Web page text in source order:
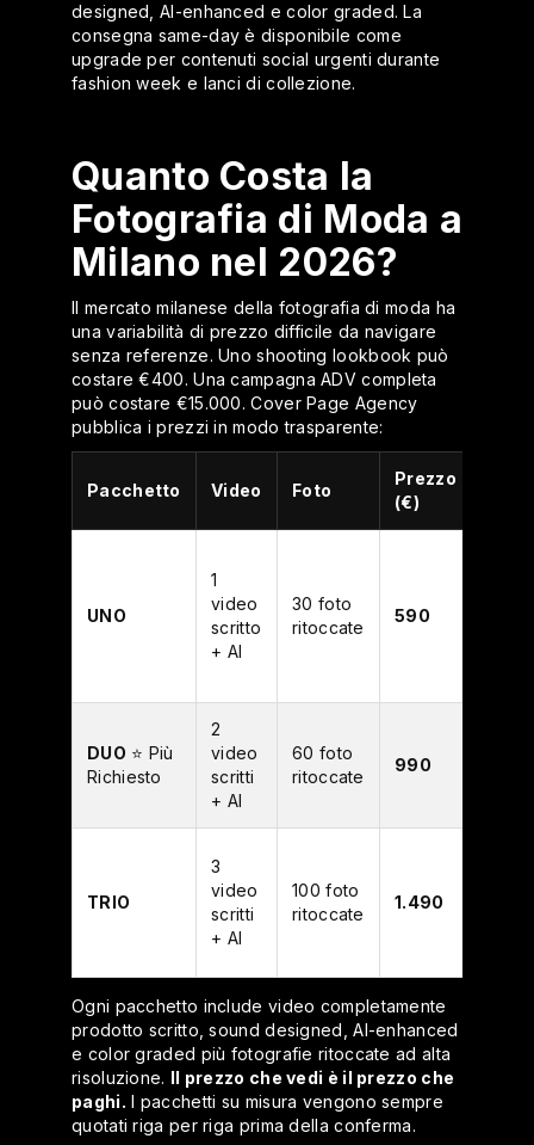
designed, AI-enhanced e color graded. La
consegna same-day è disponibile come
upgrade per contenuti social urgenti durante
fashion week e lanci di collezione.
Quanto Costa la
Fotografia di Moda a
Milano nel 2026?
Il mercato milanese della fotografia di moda ha
una variabilità di prezzo difficile da navigare
senza referenze. Uno shooting lookbook può
costare €400. Una campagna ADV completa
può costare €15.000. Cover Page Agency
pubblica i prezzi in modo trasparente:
Pacchetto Video Foto
Prezzo
(€)
UNO
1
video
scritto
+ AI
30 foto
ritoccate
590
DUO ⭐ Più
Richiesto
2
video
scritti
+ AI
60 foto
ritoccate
990
TRIO
3
video
scritti
+ AI
100 foto
ritoccate
1.490
Ogni pacchetto include video completamente
prodotto scritto, sound designed, AI-enhanced
e color graded più fotografie ritoccate ad alta
risoluzione.
Il prezzo che vedi è il prezzo che
paghi. I pacchetti su misura vengono sempre
quotati riga per riga prima della conferma.